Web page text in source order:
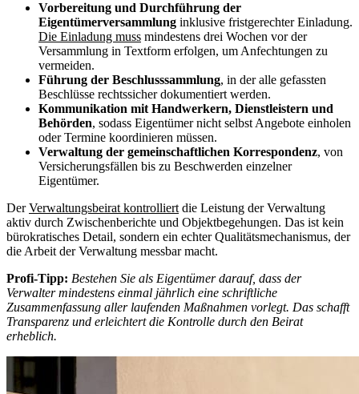
Vorbereitung und Durchführung der
Eigentümerversammlung inklusive fristgerechter Einladung.
Die Einladung muss mindestens drei Wochen vor der
Versammlung in Textform erfolgen, um Anfechtungen zu
vermeiden.
Führung der Beschlusssammlung, in der alle gefassten
Beschlüsse rechtssicher dokumentiert werden.
Kommunikation mit Handwerkern, Dienstleistern und
Behörden, sodass Eigentümer nicht selbst Angebote einholen
oder Termine koordinieren müssen.
Verwaltung der gemeinschaftlichen Korrespondenz, von
Versicherungsfällen bis zu Beschwerden einzelner
Eigentümer.
DerVerwaltungsbeirat kontrolliert die Leistung der Verwaltung
aktiv durch Zwischenberichte und Objektbegehungen. Das ist kein
bürokratisches Detail, sondern ein echter Qualitätsmechanismus, der
die Arbeit der Verwaltung messbar macht.
Profi-Tipp: Bestehen Sie als Eigentümer darauf, dass der
Verwalter mindestens einmal jährlich eine schriftliche
Zusammenfassung aller laufenden Maßnahmen vorlegt. Das schafft
Transparenz und erleichtert die Kontrolle durch den Beirat
erheblich.